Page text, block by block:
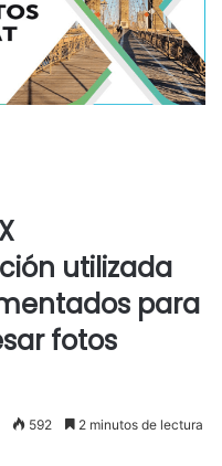
utilizada
para
fotos
592 2 minutos de lectura